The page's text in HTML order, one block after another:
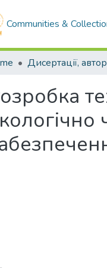
Communities &